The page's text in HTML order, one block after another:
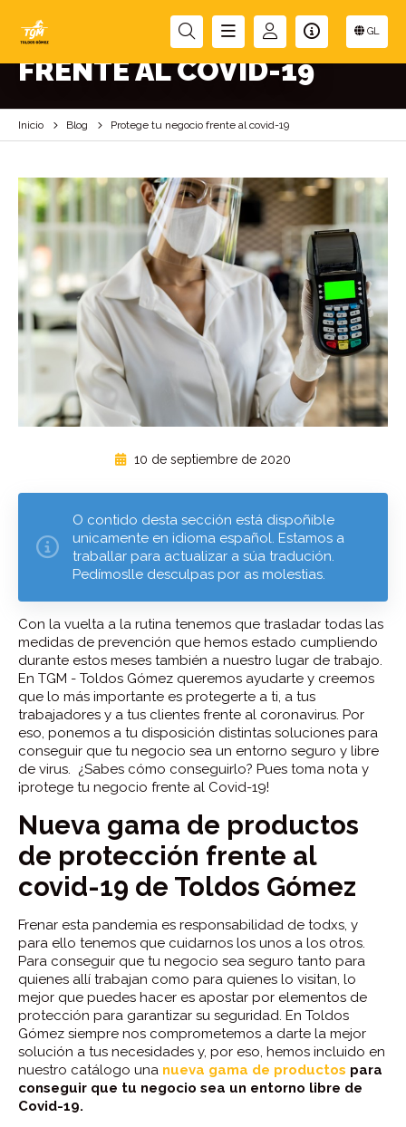
GL
PROTEGE TU NEGOCIO
FRENTE AL COVID-19
Inicio Blog Protege tu negocio frente al covid-19
10 de septiembre de 2020
O contido desta sección está dispoñible
unicamente en idioma español. Estamos a
traballar para actualizar a súa tradución.
Pedímoslle desculpas por as molestias.
Con la vuelta a la rutina tenemos que trasladar todas las
medidas de prevención que hemos estado cumpliendo
durante estos meses también a nuestro lugar de trabajo.
En TGM - Toldos Gómez queremos ayudarte y creemos
que lo más importante es protegerte a ti, a tus
trabajadores y a tus clientes frente al coronavirus. Por
eso, ponemos a tu disposición distintas soluciones para
conseguir que tu negocio sea un entorno seguro y libre
de virus. ¿Sabes cómo conseguirlo? Pues toma nota y
¡protege tu negocio frente al Covid-19!
Nueva gama de productos
de protección frente al
covid-19 de Toldos Gómez
Frenar esta pandemia es responsabilidad de todxs, y
para ello tenemos que cuidarnos los unos a los otros.
Para conseguir que tu negocio sea seguro tanto para
quienes allí trabajan como para quienes lo visitan, lo
mejor que puedes hacer es apostar por elementos de
protección para garantizar su seguridad. En Toldos
Gómez siempre nos comprometemos a darte la mejor
solución a tus necesidades y, por eso, hemos incluido en
nuestro catálogo una nueva gama de productos para
conseguir que tu negocio sea un entorno libre de
Covid-19.